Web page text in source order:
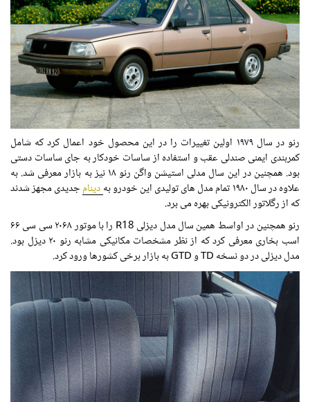
رنو در سال ۱۹۷۹ اولین تغییرات را در این محصول خود اعمال کرد که شامل
کمربندی ایمنی صندلی عقب و استفاده از ساسات خودکار به جای ساسات دستی
بود. همچنین در این سال مدلی استیشن واگن رنو ۱۸ نیز به بازار معرفی شد. به
علاوه در سال ۱۹۸۰ تمام مدل های تولیدی این خودرو به
دینامجدیدی مجهز شدند
که از رگلاتور الکترونیکی بهره می برد.
رنو همچنین در اواسط همین سال مدل دیزلی R18 را با موتور ۲۰۶۸ سی سی ۶۶
اسب بخاری معرفی کرد که از نظر مشخصات مکانیکی مشابه رنو ۲۰ دیزل بود.
مدل دیزلی در دو نسخه TD و GTD به بازار برخی کشورها ورود کرد.